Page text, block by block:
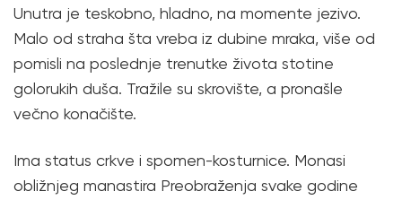
Unutra je teskobno, hladno, na momente jezivo.
Malo od straha šta vreba iz dubine mraka, više od
pomisli na poslednje trenutke života stotine
golorukih duša. Tražile su skrovište, a pronašle
večno konačište.
Ima status crkve i spomen-kosturnice. Monasi
obližnjeg manastira Preobraženja svake godine